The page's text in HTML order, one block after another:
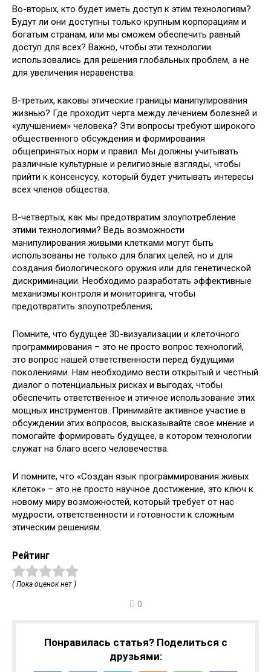
Во-вторых, кто будет иметь доступ к этим технологиям?
Будут ли они доступны только крупным корпорациям и
богатым странам, или мы сможем обеспечить равный
доступ для всех? Важно, чтобы эти технологии
использовались для решения глобальных проблем, а не
для увеличения неравенства.
В-третьих, каковы этические границы манипулирования
жизнью? Где проходит черта между лечением болезней и
«улучшением» человека? Эти вопросы требуют широкого
общественного обсуждения и формирования
общепринятых норм и правил. Мы должны учитывать
различные культурные и религиозные взгляды, чтобы
прийти к консенсусу, который будет учитывать интересы
всех членов общества.
В-четвертых, как мы предотвратим злоупотребление
этими технологиями? Ведь возможности
манипулирования живыми клетками могут быть
использованы не только для благих целей, но и для
создания биологического оружия или для генетической
дискриминации. Необходимо разработать эффективные
механизмы контроля и мониторинга, чтобы
предотвратить злоупотребления;
Помните, что будущее 3D-визуализации и клеточного
программирования – это не просто вопрос технологий,
это вопрос нашей ответственности перед будущими
поколениями. Нам необходимо вести открытый и честный
диалог о потенциальных рисках и выгодах, чтобы
обеспечить ответственное и этичное использование этих
мощных инструментов. Принимайте активное участие в
обсуждении этих вопросов, высказывайте свое мнение и
помогайте формировать будущее, в котором технологии
служат на благо всего человечества.
И помните, что «Создан язык программирования живых
клеток» – это не просто научное достижение, это ключ к
новому миру возможностей, который требует от нас
мудрости, ответственности и готовности к сложным
этическим решениям.
Рейтинг
( Пока оценок нет )
0
Понравилась статья? Поделиться с
друзьями: